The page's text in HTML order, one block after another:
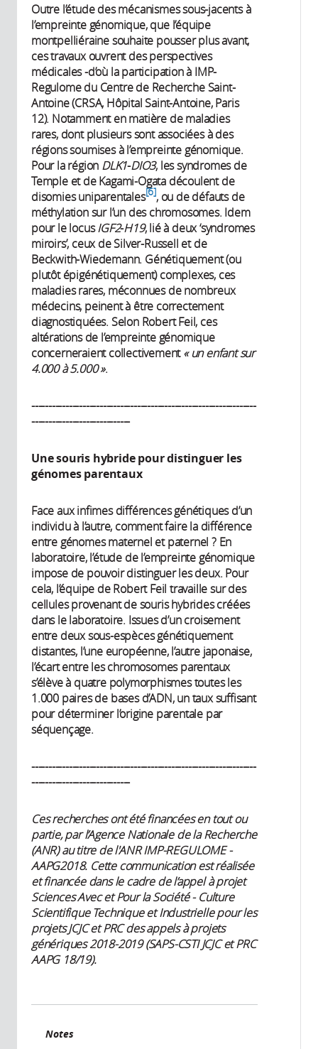
Outre l’étude des mécanismes sous-jacents à
l’empreinte génomique, que l’équipe
montpelliéraine souhaite pousser plus avant,
ces travaux ouvrent des perspectives
médicales -d’où la participation à IMP-
Regulome du Centre de Recherche Saint-
Antoine (CRSA, Hôpital Saint-Antoine, Paris
12). Notamment en matière de maladies
rares, dont plusieurs sont associées à des
régions soumises à l’empreinte génomique.
Pour la région DLK1-DIO3, les syndromes de
Temple et de Kagami-Ogata découlent de
disomies uniparentales 6 , ou de défauts de
méthylation sur l’un des chromosomes. Idem
pour le locusIGF2-H19, lié à deux ‘syndromes
miroirs’, ceux de Silver-Russell et de
Beckwith-Wiedemann. Génétiquement (ou
plutôt épigénétiquement) complexes, ces
maladies rares, méconnues de nombreux
médecins, peinent à être correctement
diagnostiquées. Selon Robert Feil, ces
altérations de l’empreinte génomique
concerneraient collectivement« un enfant sur
4.000 à 5.000 ».
------------------------------------------------------------------
-----------------------------
Une souris hybride pour distinguer les
génomes parentaux
Face aux infimes différences génétiques d’un
individu à l’autre, comment faire la différence
entre génomes maternel et paternel ? En
laboratoire, l’étude de l’empreinte génomique
impose de pouvoir distinguer les deux. Pour
cela, l’équipe de Robert Feil travaille sur des
cellules provenant de souris hybrides créées
dans le laboratoire. Issues d’un croisement
entre deux sous-espèces génétiquement
distantes, l’une européenne, l’autre japonaise,
l’écart entre les chromosomes parentaux
s’élève à quatre polymorphismes toutes les
1.000 paires de bases d’ADN, un taux suffisant
pour déterminer l’origine parentale par
séquençage.
------------------------------------------------------------------
-----------------------------
Ces recherches ont été financées en tout ou
partie, par l’Agence Nationale de la Recherche
(ANR) au titre de l'ANR IMP-REGULOME -
AAPG2018. Cette communication est réalisée
et financée dans le cadre de l’appel à projet
Sciences Avec et Pour la Société - Culture
Scientifique Technique et Industrielle pour les
projets JCJC et PRC des appels à projets
génériques 2018-2019 (SAPS-CSTI JCJC et PRC
AAPG 18/19).
Notes